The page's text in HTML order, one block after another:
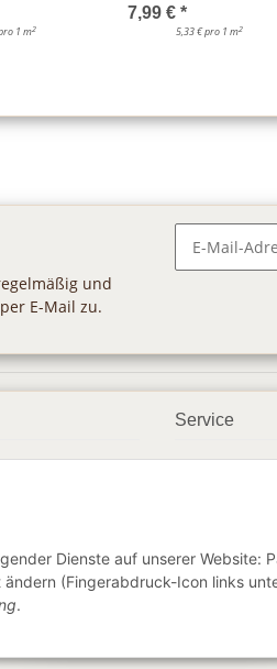
1 m2
7,99 € *
5,33 € pro 1 m2
und
E-Mail zu.
Service
Dienste auf unserer Website:
(Fingerabdruck-Icon links
.